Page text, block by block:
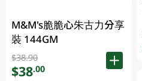
M&M's脆脆心朱古力分享
裝 144GM
$38.90
$38.00